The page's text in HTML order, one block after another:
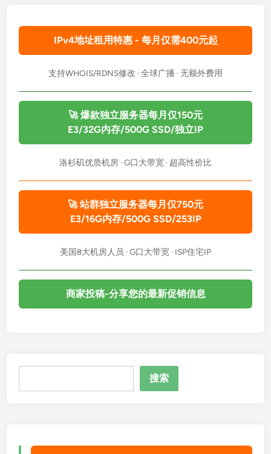
c
k
年
度
储
V
P
S
深
度
测
评
：
$
1
1
.
T
量
IPv4地址租用特惠 - 每月仅需400元起
支持WHOIS/RDNS修改 · 全球广播 · 无额外费用
🚀 爆款独立服务器每月仅150元
E3/32G内存/500G SSD/独立IP
洛杉矶优质机房 · G口大带宽 · 超高性价比
🚀 站群独立服务器每月仅750元
E3/16G内存/500G SSD/253IP
美国8大机房人员 · G口大带宽 · ISP住宅IP
商家投稿-分享您的最新促销信息
搜索